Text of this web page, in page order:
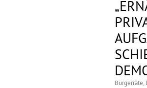
Bürgerräte,